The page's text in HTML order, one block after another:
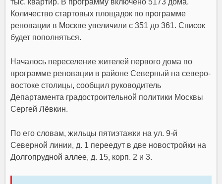
тыс. квартир. В программу включено 5173 дома.
Количество стартовых площадок по программе
реновации в Москве увеличили с 351 до 361. Список
будет пополняться.
Началось переселение жителей первого дома по
программе реновации в районе Северный на северо-
востоке столицы, сообщил руководитель
Департамента градостроительной политики Москвы
Сергей Лёвкин.
По его словам, жильцы пятиэтажки на ул. 9-й
Северной линии, д. 1 переедут в две новостройки на
Долгопрудной аллее, д. 15, корп. 2 и 3.